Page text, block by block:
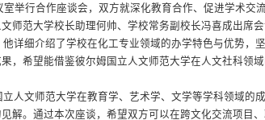
举行合作座谈会，双方就深化教育合作、促进学术交
师范大学校长助理何帅、学校常务副校长冯喜成出席会
详细介绍了学校在化工专业领域的办学特色与优势，
，希望能借鉴彼尔姆国立人文师范大学在人文社科领
人文师范大学在教育学、艺术学、文学等学科领域的
解。通过本次座谈，希望双方可以在跨文化交流项目